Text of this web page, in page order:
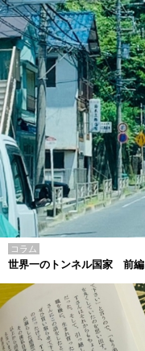
コラム
世界一のトンネル国家 前編